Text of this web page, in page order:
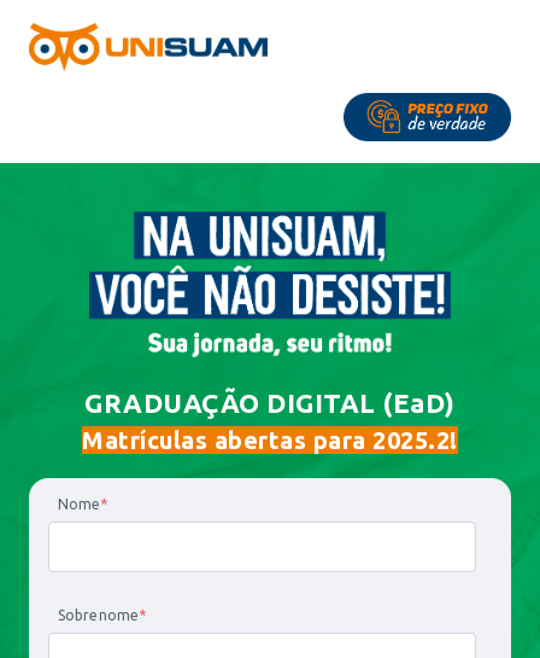
GRADUAÇÃO DIGITAL (EaD)
Matrículas abertas para 2025.2!
Nome*
Sobrenome*